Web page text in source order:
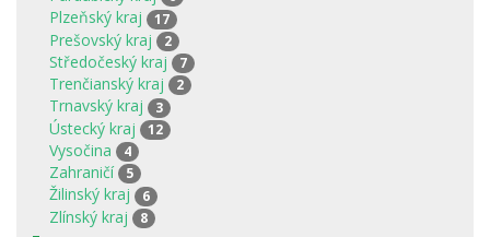
Plzeňský kraj 17
Prešovský kraj 2
Středočeský kraj 7
Trenčianský kraj 2
Trnavský kraj 3
Ústecký kraj 12
Vysočina 4
Zahraničí 5
Žilinský kraj 6
Zlínský kraj 8